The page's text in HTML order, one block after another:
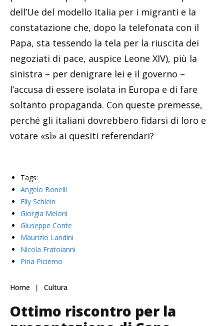
dell’Ue del modello Italia per i migranti e la
constatazione che, dopo la telefonata con il
Papa, sta tessendo la tela per la riuscita dei
negoziati di pace, auspice Leone XIV), più la
sinistra – per denigrare lei e il governo –
l’accusa di essere isolata in Europa e di fare
soltanto propaganda. Con queste premesse,
perché gli italiani dovrebbero fidarsi di loro e
votare «sì» ai quesiti referendari?
Tags:
Angelo Bonelli
Elly Schlein
Giorgia Meloni
Giuseppe Conte
Maurizio Landini
Nicola Fratoianni
Pina Picierno
Home Cultura
Ottimo riscontro per la